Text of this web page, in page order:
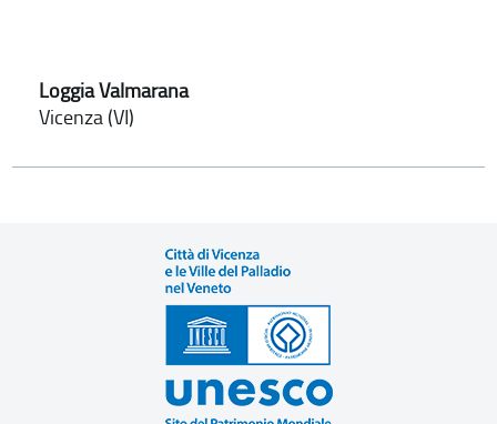
Loggia Valmarana
Vicenza (VI)